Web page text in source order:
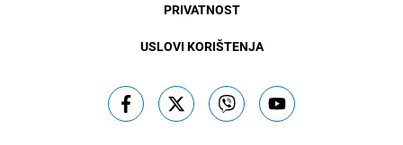
PRIVATNOST
USLOVI KORIŠTENJA